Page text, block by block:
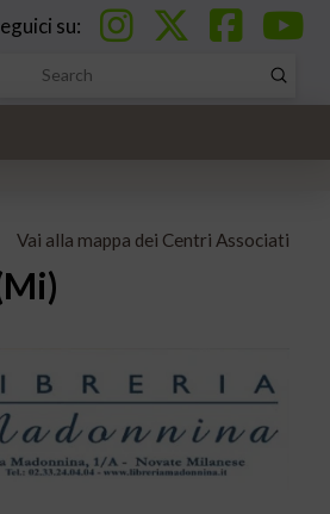
su:
Search
Submit
Vai alla mappa dei Centri Associati